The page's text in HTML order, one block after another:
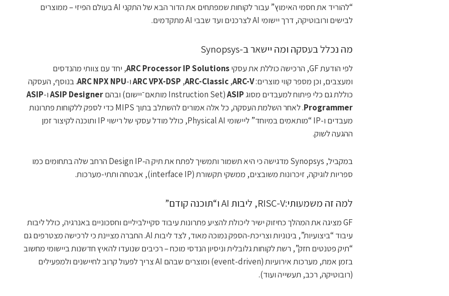
“להוריד את חסמי האימוץ” עבור לקוחות שמפתחים את הדור הבא של התקני AI בעולם הפיזי – ממוצרים
לבישים ורובוטיקה, דרך יישומי AI לצרכנים ועד שבבי AI מתקדמים.
מה נכלל בעסקה ומה יישאר ב-Synopsys
לפי הודעת GF, הרכישה כוללת את עסקי ARC Processor IP Solutions, יחד עם צוותי מהנדסים
ומעצבים, וכן מספר קווי מוצרים:ARC-V
, ‏
ARC-Classic
, ‏
ARC VPX-DSPו-ARC NPX NPU. בנוסף, העסקה
כוללת גם כלי פיתוח למעבדים מסוגASIP(Instruction Set מותאם־יישום) ובהם ASIP Designerו-ASIP
Programmer
. לאחר השלמת העסקה, כל אלה אמורים להשתלב בתוך MIPS כדי לספק ללקוחות פתרונות
מעבדים ו-IP “מותאמים במיוחד” ליישומי Physical AI, כולל מודל עסקי של רישוי IP ותוכנה לקיצור זמן
ההגעה לשוק.
במקביל, Synopsys מדגישה כי היא תשמור ותמשיך לפתח את תיק ה-Design IP הרחב שלה בתחומים כמו
ספריות לוגיקה, זיכרונות משובצים, ממשקי תקשורת (interface IP), אבטחה ותתי-מערכות.
למה זה משמעותי:RISC-V, ליבות AI ו“תוכנה קודם”
GF מציגה את המהלך כחיזוק ישיר ליכולת להציע פתרונות עיבוד סקיילביליים וחסכוניים באנרגיה, כולל ליבות
עיבוד “ביצועיות”, בינוניות וצריכת-הספק נמוכה מאוד, לצד ליבות AI. החברה מציינת כי לרכישה מצטרפים גם
“תיק פטנטים חזק”, רשת לקוחות גלובלית וניסיון הנדסי מוכח – רכיבים שנועדו להאיץ חדשנות ביישומי מחשוב
בזמן אמת, מערכות אירועיות (event-driven) ומוצרים שבהם AI צריך לפעול קרוב לחיישנים ולמפעילים
(רובוטיקה, רכב, תעשייה ועוד).